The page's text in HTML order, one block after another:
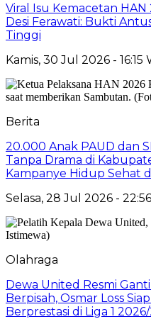
Viral Isu Kemacetan
Desi Ferawati: Bukti
Tinggi
Kamis, 30 Jul 2026 - 16:15
Berita
20.000 Anak PAUD dan
Tanpa Drama di
Kampanye Hidup Sehat
Selasa, 28 Jul 2026 -
Olahraga
Dewa United Resmi
Berpisah, Osmar Loss
Berprestasi di Liga 1